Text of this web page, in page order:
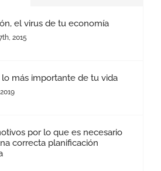
el virus de tu economía
2015
lo más importante de tu vida
por lo que es necesario
correcta planificación